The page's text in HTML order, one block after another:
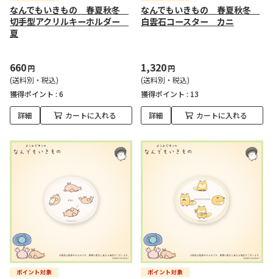
なんでもいきもの 春夏秋冬
切手型アクリルキーホルダー
夏
660円
(送料別・税込)
獲得ポイント : 6
詳細 カートに入れる
なんでもいきもの 春夏秋冬
白雲石コースター カニ
1,320円
(送料別・税込)
獲得ポイント : 13
詳細 カートに入れる